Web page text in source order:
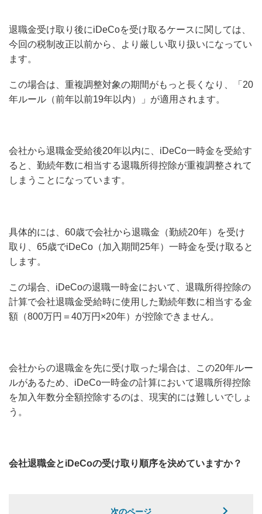
退職金受け取り後にiDeCoを受け取るケースに関しては、
今回の税制改正以前から、より厳しい取り扱いになってい
ます。
この場合は、重複調整対象の期間がもっと長くなり、「20
年ルール（前年以前19年以内）」が適用されます。
会社から退職金受給後20年以内に、iDeCo一時金を受給す
ると、勤続年数に相当する退職所得控除が重複調整されて
しまうことになっています。
具体的には、60歳で会社から退職金（勤続20年）を受け
取り、65歳でiDeCo（加入期間25年）一時金を受け取ると
します。
この場合、iDeCoの退職一時金において、退職所得控除の
計算で会社退職金受給時に使用した勤続年数に相当する金
額（800万円＝40万円×20年）が控除できません。
会社からの退職金を先に受け取った場合は、この20年ルー
ルがあるため、iDeCo一時金の計算において退職所得控除
を加入年数分全額控除するのは、現実的には難しいでしょ
う。
会社退職金とiDeCoの受け取り順序を決めていますか？
次のページ